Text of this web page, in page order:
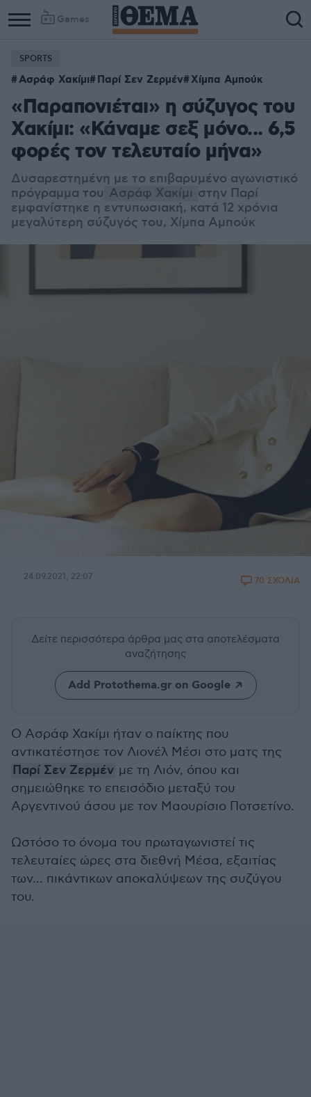
Games
SPORTS
Ασράφ Χακίμι Παρί Σεν Ζερμέν Χίμπα Αμπούκ
«Παραπονιέται» η σύζυγος του
Χακίμι: «Κάναμε σεξ μόνο... 6,5
φορές τον τελευταίο μήνα»
Δυσαρεστημένη με το επιβαρυμένο αγωνιστικό
πρόγραμμα του Ασράφ Χακίμι στην Παρί
εμφανίστηκε η εντυπωσιακή, κατά 12 χρόνια
μεγαλύτερη σύζυγός του, Χίμπα Αμπούκ
24.09.2021, 22:07 70 ΣΧΟΛΙΑ
Δείτε περισσότερα άρθρα μας στα αποτελέσματα
αναζήτησης
Add Protothema.gr on Google
Ο Ασράφ Χακίμι ήταν ο παίκτης που
αντικατέστησε τον Λιονέλ Μέσι στο ματς της
Παρί Σεν Ζερμέν με τη Λιόν, όπου και
σημειώθηκε το επεισόδιο μεταξύ του
Αργεντινού άσου με τον Μαουρίσιο Ποτσετίνο.
Ωστόσο το όνομα του πρωταγωνιστεί τις
τελευταίες ώρες στα διεθνή Μέσα, εξαιτίας
των... πικάντικων αποκαλύψεων της συζύγου
του.